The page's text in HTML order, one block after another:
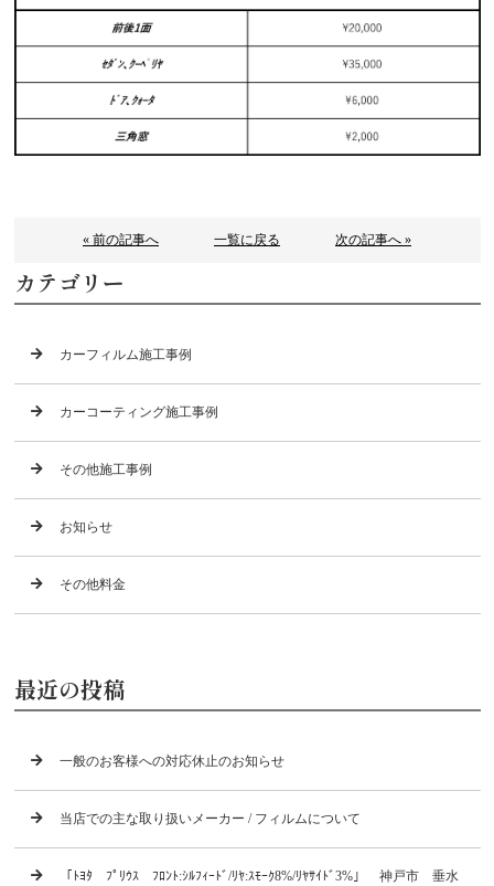
« 前の記事へ 一覧に戻る 次の記事へ »
カテゴリー
カーフィルム施工事例
カーコーティング施工事例
その他施工事例
お知らせ
その他料金
最近の投稿
一般のお客様への対応休止のお知らせ
当店での主な取り扱いメーカー / フィルムについて
「ﾄﾖﾀ ﾌﾟﾘｳｽ ﾌﾛﾝﾄ:ｼﾙﾌｨｰﾄﾞ/ﾘﾔ:ｽﾓｰｸ8%/ﾘﾔｻｲﾄﾞ3%」 神戸市 垂水